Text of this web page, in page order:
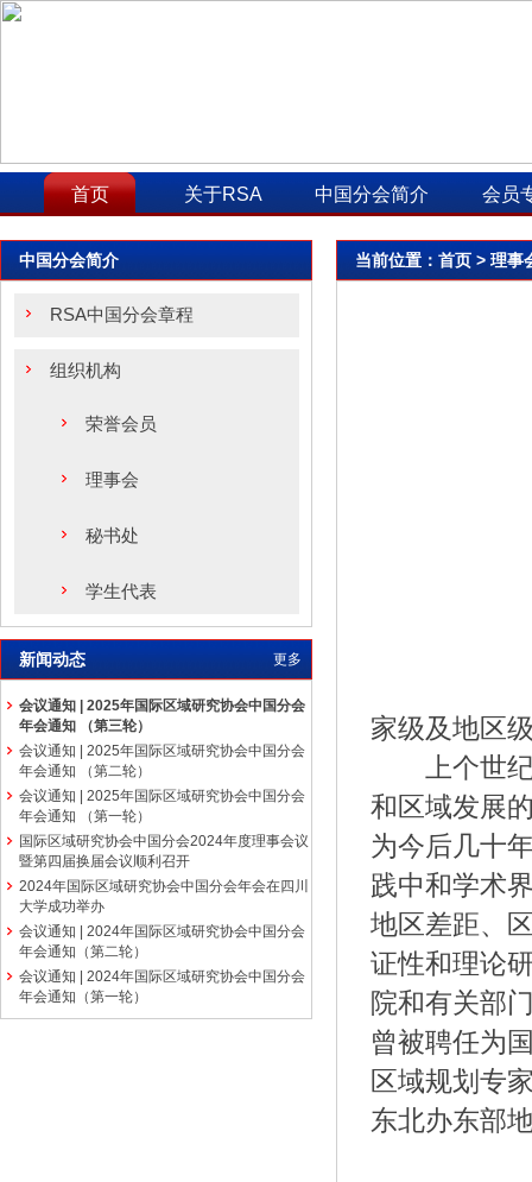
首页 关于RSA 中国分会简介 会员
中国分会简介
RSA中国分会章程
组织机构
荣誉会员
理事会
秘书处
学生代表
更多
新闻动态
会议通知 | 2025年国际区域研究协会中国分会
年会通知 （第三轮）
会议通知 | 2025年国际区域研究协会中国分会
年会通知 （第二轮）
会议通知 | 2025年国际区域研究协会中国分会
年会通知 （第一轮）
国际区域研究协会中国分会2024年度理事会议
暨第四届换届会议顺利召开
2024年国际区域研究协会中国分会年会在四川
大学成功举办
会议通知 | 2024年国际区域研究协会中国分会
年会通知（第二轮）
会议通知 | 2024年国际区域研究协会中国分会
年会通知（第一轮）
当前位置： 首页 > 理事
家级及地区
上个世纪
和区域发展
为今后几十
践中和学术
地区差距、
证性和理论
院和有关部
曾被聘任为
区域规划专
东北办东部